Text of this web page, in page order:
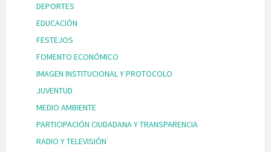
DEPORTES
EDUCACIÓN
FESTEJOS
FOMENTO ECONÓMICO
IMAGEN INSTITUCIONAL Y PROTOCOLO
JUVENTUD
MEDIO AMBIENTE
PARTICIPACIÓN CIUDADANA Y TRANSPARENCIA
RADIO Y TELEVISIÓN